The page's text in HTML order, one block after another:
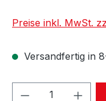
Preise inkl. MwSt.
Versandfertig in
Produkt